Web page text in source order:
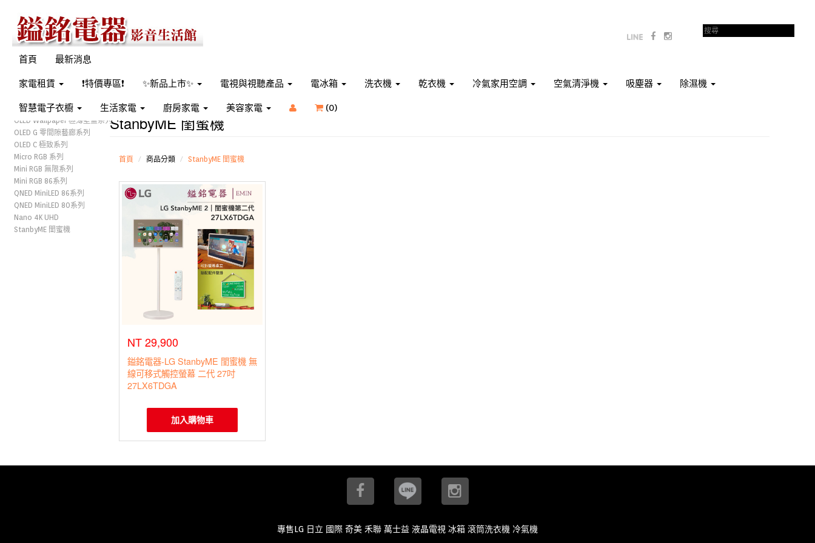
首頁 最新消息
家電租賃 ❗特價專區❗ ✨新品上市✨ 電視與視聽產品 電冰箱 洗衣機 乾衣機 冷氣家用空調 空氣清淨機 吸塵器 除濕機
智慧電子衣櫥 生活家電 廚房家電 美容家電 (0)
OLED Wallpaper 極薄壁畫系列
OLED G 零間隙藝廊系列
OLED C 極致系列
Micro RGB 系列
Mini RGB 無限系列
Mini RGB 86系列
QNED MiniLED 86系列
QNED MiniLED 80系列
Nano 4K UHD
StanbyME 閨蜜機
StanbyME 閨蜜機
首頁 商品分類 StanbyME 閨蜜機
NT 29,900
鎰銘電器-LG StanbyME 閨蜜機 無
線可移式觸控螢幕 二代 27吋
27LX6TDGA
加入購物車
專售LG 日立 國際 奇美 禾聯 萬士益 液晶電視 冰箱 滾筒洗衣機 冷氣機